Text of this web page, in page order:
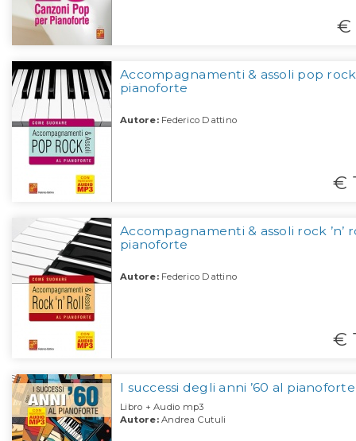
€
Accompagnamenti & assoli pop
pianoforte
Autore:Federico Dattino
€
Accompagnamenti & assoli rock ’n’
pianoforte
Autore:Federico Dattino
€
I successi degli anni ’60 al pianoforte
Libro + Audio mp3
Autore:Andrea Cutuli